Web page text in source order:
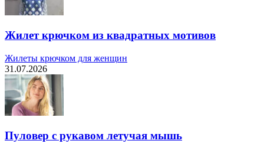
Жилет крючком из квадратных мотивов
Жилеты крючком для женщин
31.07.2026
Пуловер с рукавом летучая мышь